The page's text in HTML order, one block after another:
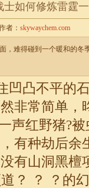
士如何修炼雷霆
者： skywaychem.com
，难得碰到一个暖和的冬
凹凸不平的
非常简单，
声红野猪?
有种劫后余
有山洞黑檀
？ ？ ？的